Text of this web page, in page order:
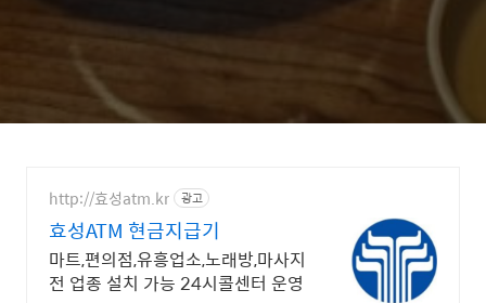
http://효성atm.kr 광고
효성ATM 현금지급기
마트,편의점,유흥업소,노래방,마사지
전 업종 설치 가능 24시콜센터 운영